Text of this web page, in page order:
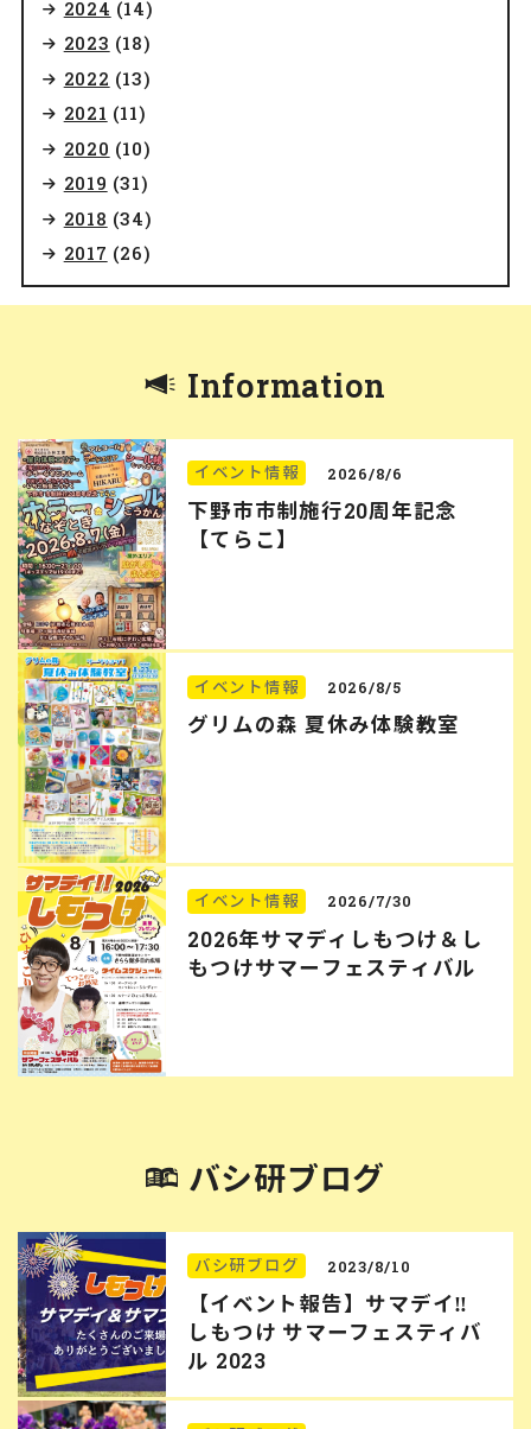
2024 (14)
2023 (18)
2022 (13)
2021 (11)
2020 (10)
2019 (31)
2018 (34)
2017 (26)
Information
イベント情報 2026/8/6
下野市市制施行20周年記念
【てらこ】
イベント情報 2026/8/5
グリムの森 夏休み体験教室
イベント情報 2026/7/30
2026年サマディしもつけ＆し
もつけサマーフェスティバル
バシ研ブログ
バシ研ブログ 2023/8/10
【イベント報告】サマデイ‼︎
しもつけ サマーフェスティバ
ル 2023